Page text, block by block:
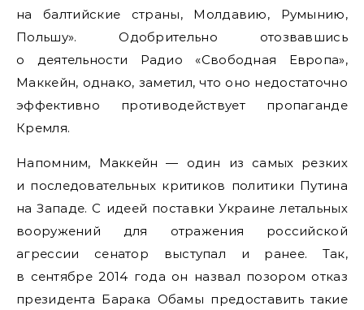
на балтийские страны, Молдавию, Румынию,
Польшу». Одобрительно отозвавшись
о деятельности Радио «Свободная Европа»,
Маккейн, однако, заметил, что оно недостаточно
эффективно противодействует пропаганде
Кремля.
Напомним, Маккейн — один из самых резких
и последовательных критиков политики Путина
на Западе. С идеей поставки Украине летальных
вооружений для отражения российской
агрессии сенатор выступал и ранее. Так,
в сентябре 2014 года он назвал позором отказ
президента Барака Обамы предоставить такие